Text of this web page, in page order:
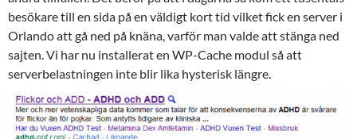
besökare till en sida på en väldigt kort tid vilket fick en server i
Orlando att gå ned på knäna, varför man valde att stänga ned
sajten. Vi har nu installerat en WP-Cache modul så att
serverbelastningen inte blir lika hysterisk längre.